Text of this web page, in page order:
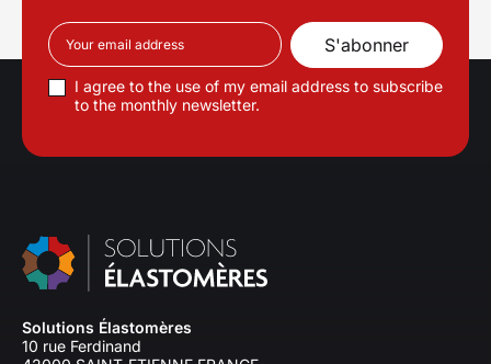
I agree to the use of my email address to subscribe
to the monthly newsletter.
Solutions Élastomères
10 rue Ferdinand